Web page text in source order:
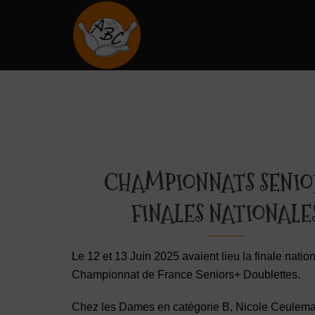
CHAMPIONNATS
FINALES
Le 12 et 13 Juin 2025 avaient lieu la finale
Championnat de France Seniors+ Doublettes.
Chez les Dames en catégorie B, Nicole